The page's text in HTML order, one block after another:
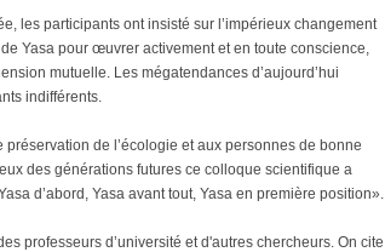
les participants ont insisté sur l’impérieux changement
Yasa pour œuvrer activement et en toute conscience,
mutuelle. Les mégatendances d’aujourd’hui
indifférents.
de l’écologie et aux personnes de bonne
des générations futures ce colloque scientifique a
d’abord, Yasa avant tout, Yasa en première position».
professeurs d’université et d'autres chercheurs. On cite